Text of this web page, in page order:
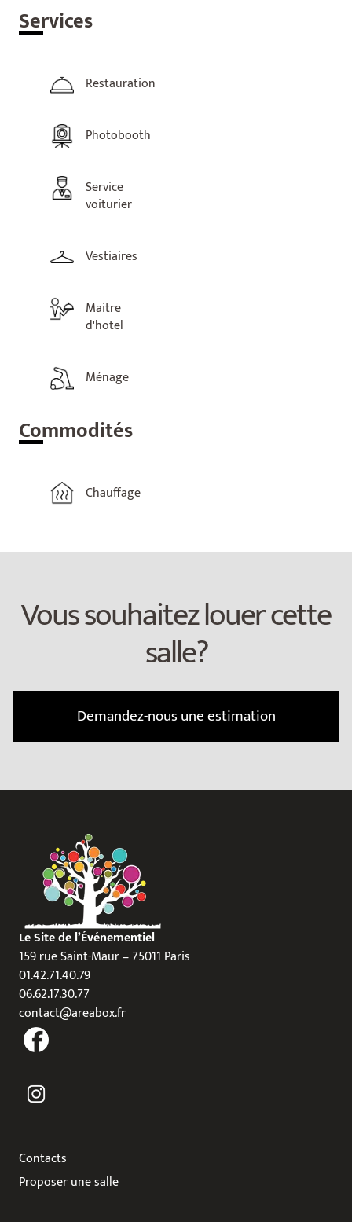
Services
Restauration
Photobooth
Service
voiturier
Vestiaires
Maitre
d'hotel
Ménage
Commodités
Chauffage
Vous souhaitez louer cette
salle?
Demandez-nous une estimation
Le Site de l’Événementiel
159 rue Saint-Maur – 75011 Paris
01.42.71.40.79
06.62.17.30.77
contact@areabox.fr
Contacts
Proposer une salle